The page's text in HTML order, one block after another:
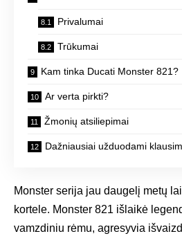
Privalumai
Trūkumai
Kam tinka Ducati Monster 821?
Ar verta pirkti?
Žmonių atsiliepimai
Dažniausiai užduodami
Monster serija jau daugelį metų
kortele. Monster 821 išlaikė
vamzdiniu rėmu, agresyvia